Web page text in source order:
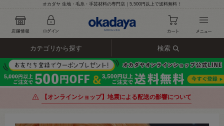
オカダヤ 生地・毛糸・手芸材料の専門店｜5,500円以上で送料無料！
カテゴリから探す 検索
【オンラインショップ】地震による配送の影響について